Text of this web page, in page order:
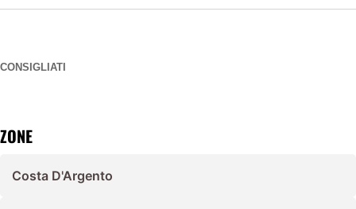
CONSIGLIATI
ZONE
Costa D'Argento